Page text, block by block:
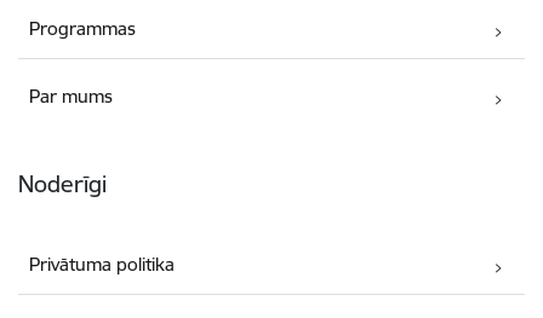
Programmas
Par mums
Noderīgi
Privātuma politika